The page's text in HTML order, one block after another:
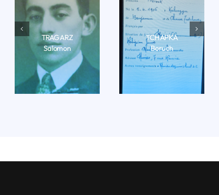
TRAGARZ
Salomon
LIRE LA BIO
TCHAPKA
Boruch
LIRE LA BIO